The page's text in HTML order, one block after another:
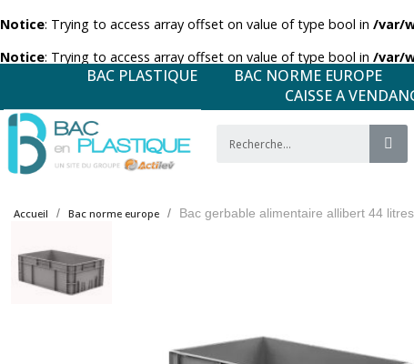
Notice: Trying to access array offset on value of type bool in /var/
Notice: Trying to access array offset on value of type bool in /var/
BAC PLASTIQUE BAC NORME EUROPE
CAISSE A
Accueil Bac norme europe Bac gerbable alimentaire allibert 44 litres